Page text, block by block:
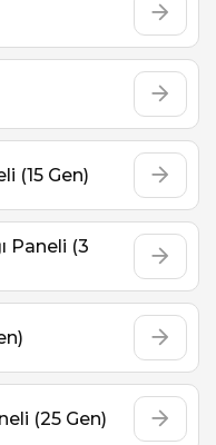
(15 Gen)
Paneli (3
(25 Gen)